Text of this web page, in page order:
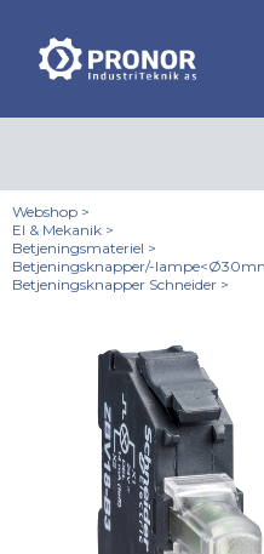
Webshop >
El & Mekanik >
Betjeningsmateriel >
Betjeningsknapper/-
Betjeningsknapper Schneider >